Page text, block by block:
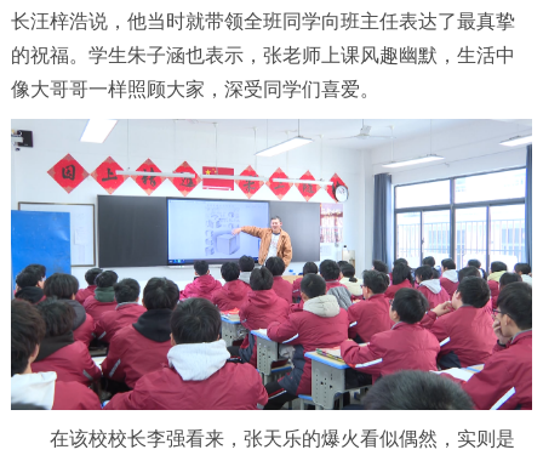
长汪梓浩说，他当时就带领全班同学向班主任表达了最真挚
的祝福。学生朱子涵也表示，张老师上课风趣幽默，生活中
像大哥哥一样照顾大家，深受同学们喜爱。
在该校校长李强看来，张天乐的爆火看似偶然，实则是